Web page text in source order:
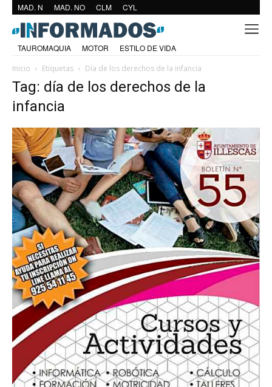
MAD. N MAD. NO CLM CYL
TAUROMAQUIA MOTOR
ESTILO DE VIDA
Inicio
Etiquetas Día de los derechos de la infancia
Tag: día de los derechos de la
infancia